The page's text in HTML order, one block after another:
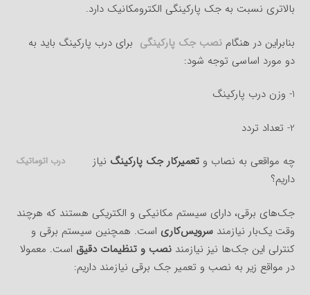
بالاتری نسبت به جک پارکینگی الکترومکانیک دارد.
بنابراین در هنگامنصب جک پارکینگی برای درب پارکینگ باید به
دو مورد اساسی توجه شود:
1- وزن درب پارکینگ
2- تعداد تردد
درب اتوماتیک چه مواقعی به نصاب وتعمیرکار جک پارکینگ نیاز
داریم؟
جک‌های برقی، دارای سیستم مکانیکی و الکتریکی هستند که هرچند
وقت یک‌بار نیازمندسرویس‌کاری است. همچنین سیستم برقی و
کنترلی این جک‌ها نیز نیازمندنصب و تنظیمات دقیق است. معمولا
در مواقع زیر به نصب و تعمیر جک برقی نیازمند داریم: